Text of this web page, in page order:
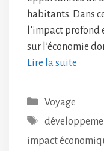
habitants. Dans
l’impact
sur l’économie
Lire la suite
Catégories
Voyage
Étiquettes
impact